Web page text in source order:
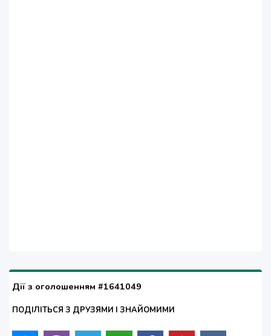
Дії з оголошенням #1641049
ПОДІЛІТЬСЯ З ДРУЗЯМИ І ЗНАЙОМИМИ